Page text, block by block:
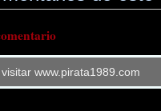
www.pirata1989.com